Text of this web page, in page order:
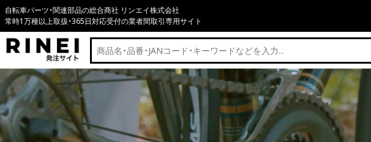
自転車パーツ・関連部品の総合商社 リンエイ株式会社
常時1万種以上取扱・365日対応受付の業者間取引専用サイト